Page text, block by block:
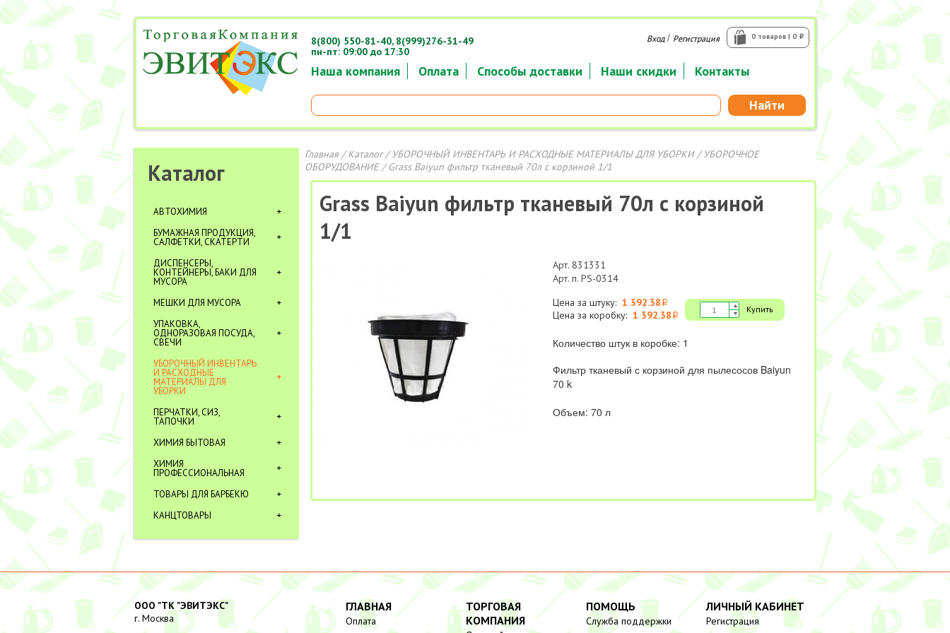
Наша компания Оплата Способы доставки Наши скидки Контакты
Найти
0 товаров | 0 i
Вход/ Регистрация
8(800) 550-81-40, 8(999)276-31-49
пн-пт: 09:00 до 17:30
Каталог
АВТОХИМИЯ
БУМАЖНАЯ ПРОДУКЦИЯ,
САЛФЕТКИ, СКАТЕРТИ
ДИСПЕНСЕРЫ,
КОНТЕЙНЕРЫ, БАКИ ДЛЯ
МУСОРА
МЕШКИ ДЛЯ МУСОРА
УПАКОВКА,
ОДНОРАЗОВАЯ ПОСУДА,
СВЕЧИ
УБОРОЧНЫЙ ИНВЕНТАРЬ
И РАСХОДНЫЕ
МАТЕРИАЛЫ ДЛЯ
УБОРКИ
ПЕРЧАТКИ, СИЗ,
ТАПОЧКИ
ХИМИЯ БЫТОВАЯ
ХИМИЯ
ПРОФЕССИОНАЛЬНАЯ
ТОВАРЫ ДЛЯ БАРБЕКЮ
КАНЦТОВАРЫ
Главная/Каталог/УБОРОЧНЫЙ ИНВЕНТАРЬ И РАСХОДНЫЕ МАТЕРИАЛЫ ДЛЯ УБОРКИ/УБОРОЧНОЕ
ОБОРУДОВАНИЕ/ Grass Baiyun фильтр тканевый 70л с корзиной 1/1
Grass Baiyun фильтр тканевый 70л с корзиной
1/1
Арт. 831331
Арт. п. PS-0314
Цена за штуку: 1 392.38 i
Цена за коробку: 1 392.38 i
Купить
Количество штук в коробке: 1
Фильтр тканевый с корзиной для пылесосов Baiyun
70 k
Объем: 70 л
ООО "ТК "ЭВИТЭКС"
г. Москва
ГЛАВНАЯ
Оплата
ТОРГОВАЯ
КОМПАНИЯ
ПОМОЩЬ
Служба поддержки
ЛИЧНЫЙ КАБИНЕТ
Регистрация